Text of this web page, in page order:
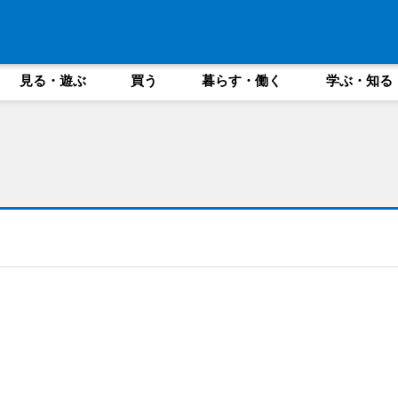
見る・遊ぶ 買う 暮らす・働く 学ぶ・知る